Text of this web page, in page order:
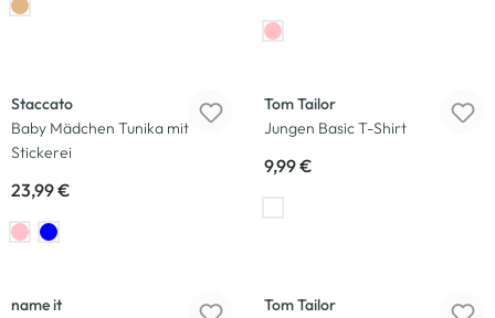
Staccato
Baby Mädchen Tunika mit
Stickerei
23,99 €
Tom Tailor
Jungen Basic T-Shirt
9,99 €
name it
Tom Tailor